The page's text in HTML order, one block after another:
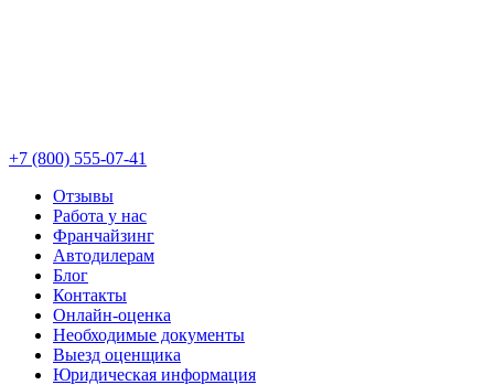
+7 (800) 555-07-41
Отзывы
Работа у нас
Франчайзинг
Автодилерам
Блог
Контакты
Онлайн-оценка
Необходимые документы
Выезд оценщика
Юридическая информация